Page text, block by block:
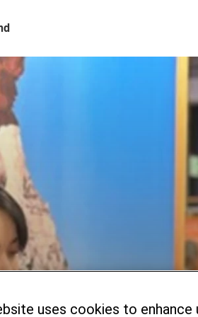
uses cookies to enhance